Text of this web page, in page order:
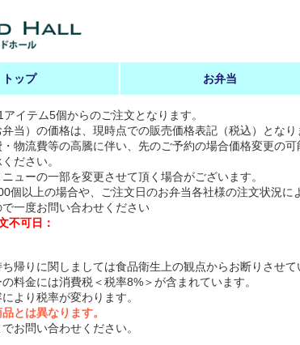
トップ お弁当
イテム5個からのご注文となります。
当）の価格は、現時点での販売価格表記（税込）となり
物流費等の高騰に伴い、先のご予約の場合価格変更の
ださい。
ューの一部を変更させて頂く場合がございます。
個以上の場合や、ご注文日のお弁当各社様の注文状況に
一度お問い合わせください
可日：
帰りに関しましては食品衛生上の観点からお断りさせて
料金には消費税＜税率8%＞が含まれています。
より税率が変わります。
は異なります。
お問い合わせください。